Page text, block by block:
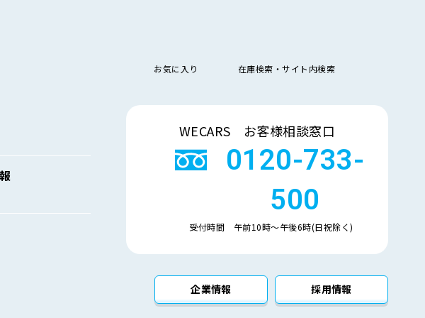
に関する事項」、「質問および苦情処理の窓口」等について本基本方針を
務等についての規程を整備し、必要に応じて見直しています。
お気に入り 在庫検索・サイト内検索
WECARS お客様相談窓口
0120-733-
500
受付時間 午前10時〜午後6時(日祝除く)
企業情報 採用情報